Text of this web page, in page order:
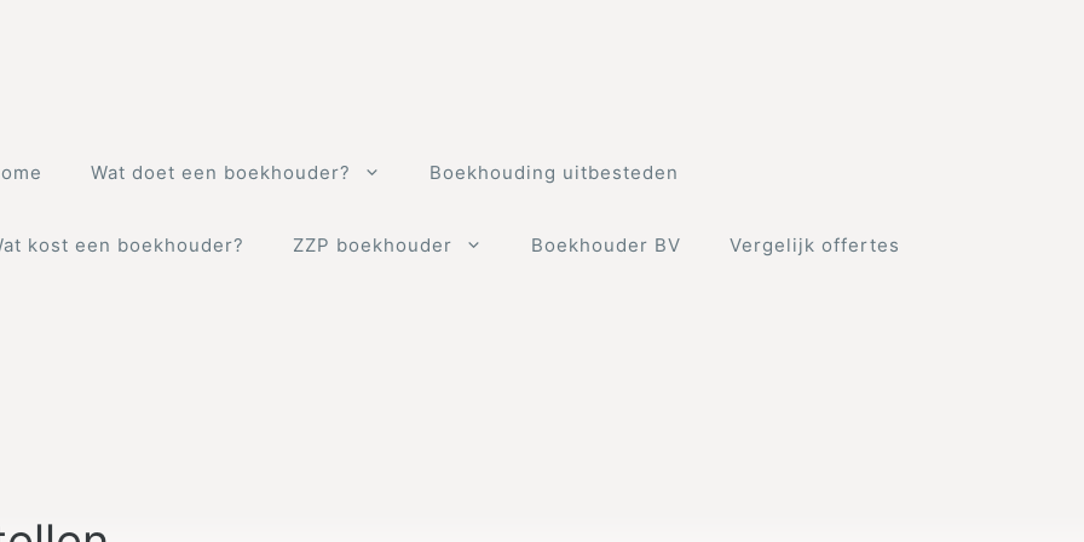
Wat doet een boekhouder? Boekhouding uitbesteden
kost een boekhouder? ZZP boekhouder Boekhouder BV Vergelijk offertes